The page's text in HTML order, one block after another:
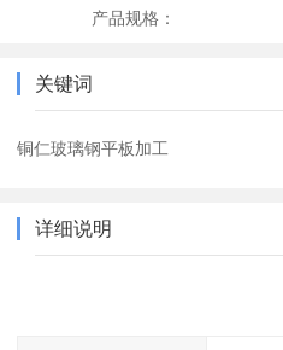
产品规格：
关键词
铜仁玻璃钢平板加工
详细说明